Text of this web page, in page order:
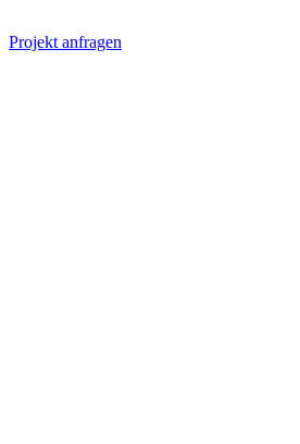
Projekt anfragen